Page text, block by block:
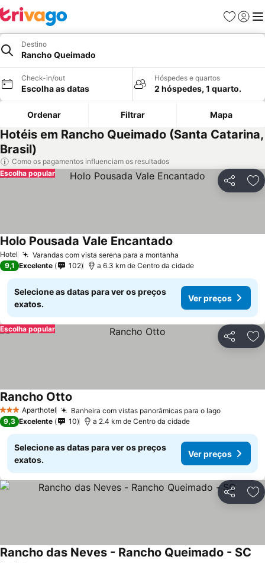
Favoritos
Iniciar
Destino
Rancho Queimado
Check-in/out
Escolha as datas
Hóspedes e quartos
2 hóspedes, 1 quarto.
Ordenar Filtrar Mapa
Hotéis em Rancho Queimado (Santa Catarina,
Brasil)
Como os pagamentos influenciam os resultados
Partilhar
Escolha popular
Hotel Varandas com vista serena para a montanha
Holo Pousada Vale Encantado
9,1 Excelente 102 a 6.3 km de Centro da cidade
Selecione as datas para ver os preços
exatos.
Ver preços
Partilhar
Escolha popular
3 EstrelasAparthotel Banheira com vistas panorâmicas para o lago
Rancho Otto
9,3 Excelente 10 a 2.4 km de Centro da cidade
Selecione as datas para ver os preços
exatos.
Ver preços
Partilhar
Rancho das Neves - Rancho Queimado - SC